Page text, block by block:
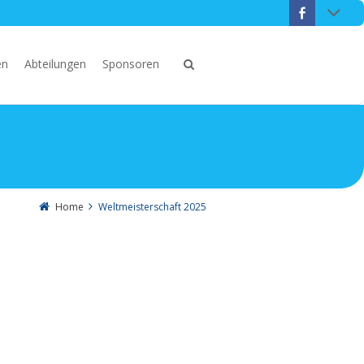
Abteilungen Sponsoren
Home Weltmeisterschaft 2025